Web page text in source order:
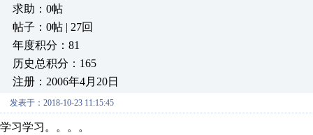
求助：0帖
帖子：0帖 | 27回
年度积分：81
历史总积分：165
注册：2006年4月20日
发表于：2018-10-23 11:15:45
学习学习。。。。